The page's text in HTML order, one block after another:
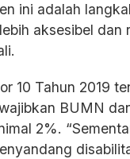
ini adalah
aksesibel dan
10 Tahun 2019
BUMN
2%.